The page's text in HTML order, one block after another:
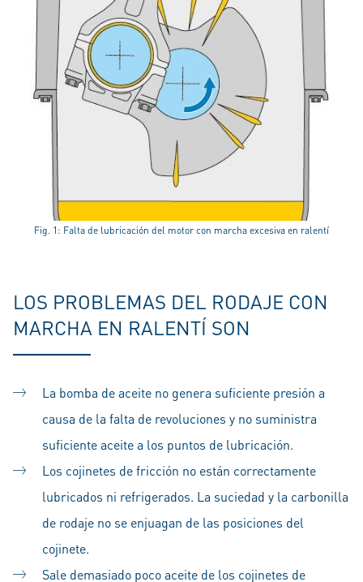
Fig. 1: Falta de lubricación del motor con marcha excesiva en ralentí
LOS PROBLEMAS DEL RODAJE CON
MARCHA EN RALENTÍ SON
La bomba de aceite no genera suficiente presión a
causa de la falta de revoluciones y no suministra
suficiente aceite a los puntos de lubricación.
Los cojinetes de fricción no están correctamente
lubricados ni refrigerados. La suciedad y la carbonilla
de rodaje no se enjuagan de las posiciones del
cojinete.
Sale demasiado poco aceite de los cojinetes de